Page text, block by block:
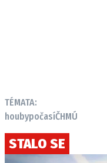
TÉMATA:
houbypočasíČHMÚ
STALO SE